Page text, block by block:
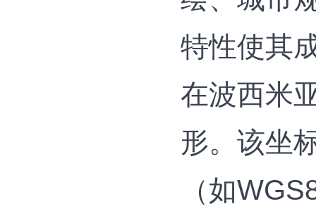
特性使其
在波西米
形。该坐
（如